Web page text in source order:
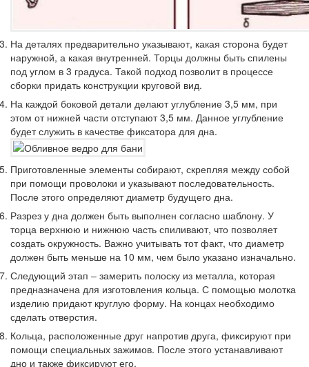
На деталях предварительно указывают, какая сторона будет
наружной, а какая внутренней. Торцы должны быть спилены
под углом в 3 градуса. Такой подход позволит в процессе
сборки придать конструкции круговой вид.
На каждой боковой детали делают углубление 3,5 мм, при
этом от нижней части отступают 3,5 мм. Данное углубление
будет служить в качестве фиксатора для дна.
Приготовленные элементы собирают, скрепляя между собой
при помощи проволоки и указывают последовательность.
После этого определяют диаметр будущего дна.
Разрез у дна должен быть выполнен согласно шаблону. У
торца верхнюю и нижнюю часть спиливают, что позволяет
создать окружность. Важно учитывать тот факт, что диаметр
должен быть меньше на 10 мм, чем было указано изначально.
Следующий этап – замерить полоску из металла, которая
предназначена для изготовления кольца. С помощью молотка
изделию придают круглую форму. На концах необходимо
сделать отверстия.
Кольца, расположенные друг напротив друга, фиксируют при
помощи специальных зажимов. После этого устанавливают
дно и также фиксируют его.